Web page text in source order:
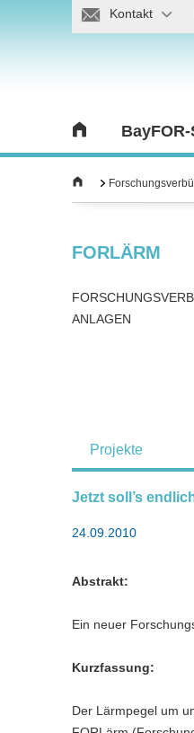
Kontakt
FORLÄRM
ANLAGEN
Projekte
Jetzt soll’s
24.09.2010
Abstrakt:
Ein neuer
Kurzfassung:
Der Lärmpegel um